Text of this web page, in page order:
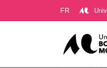
FR